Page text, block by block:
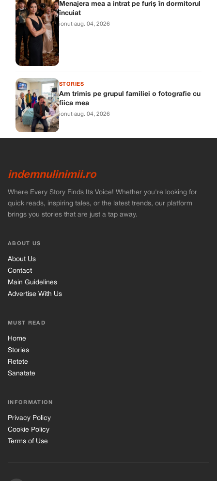
Menajera mea a intrat pe furiș în dormitorul
încuiat
ionut·aug. 04, 2026
STORIES
Am trimis pe grupul familiei o fotografie cu
fiica mea
ionut·aug. 04, 2026
indemnulinimii.ro
Where Every Story Finds Its Voice! Whether you're looking for
quick reads, inspiring tales, or the latest trends, our platform
brings you stories that are just a tap away.
ABOUT US
About Us
Contact
Main Guidelines
Advertise With Us
MUST READ
Home
Stories
Retete
Sanatate
INFORMATION
Privacy Policy
Cookie Policy
Terms of Use